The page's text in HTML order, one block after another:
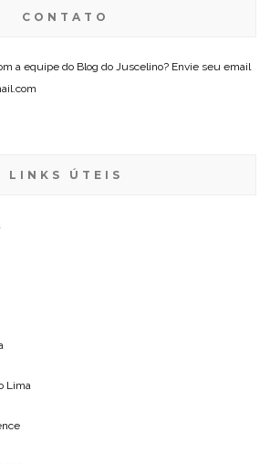
CONTATO
a equipe do Blog do Juscelino? Envie seu email
LINKS ÚTEIS
Lima